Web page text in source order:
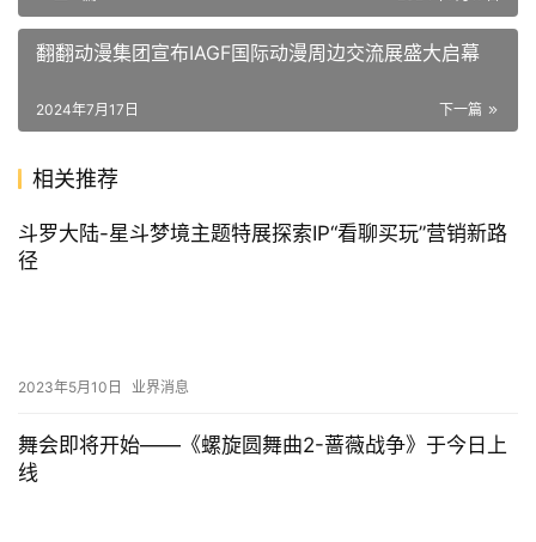
翻翻动漫集团宣布IAGF国际动漫周边交流展盛大启幕
下一篇
2024年7月17日
相关推荐
斗罗大陆-星斗梦境主题特展探索IP“看聊买玩”营销新路
径
2023年5月10日 业界消息
舞会即将开始——《螺旋圆舞曲2-蔷薇战争》于今日上
线